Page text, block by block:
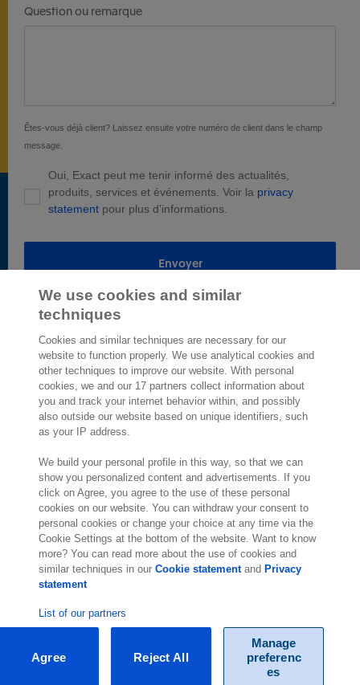
Question ou remarque
Êtes-vous déjà client? Laissez ensuite votre numéro de client dans le champ
message.
Oui, Exact peut me tenir informé des actualités,
produits, services et événements. Voir la privacy
statement pour plus d'informations.
Envoyer
2.000 spécialistessont prêts à vous aider
Contact
Exact Belgium
Avenue Reine Astrid 166
1780 Wemmel
Belgique
Lieu
We use cookies and similar
techniques
Cookies and similar techniques are necessary for our
website to function properly. We use analytical cookies and
other techniques to improve our website. With personal
cookies, we and our 17 partners collect information about
you and track your internet behavior within, and possibly
also outside our website based on unique identifiers, such
as your IP address.
We build your personal profile in this way, so that we can
show you personalized content and advertisements. If you
click on Agree, you agree to the use of these personal
cookies on our website. You can withdraw your consent to
personal cookies or change your choice at any time via the
Cookie Settings at the bottom of the website. Want to know
more? You can read more about the use of cookies and
similar techniques in ourCookie statementand Privacy
statement
List of our partners
Manage
preferenc
es
Reject All
Agree